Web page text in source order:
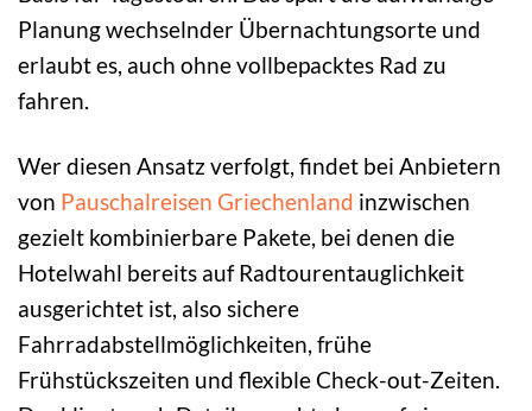
Planung wechselnder Übernachtungsorte und
erlaubt es, auch ohne vollbepacktes Rad zu
fahren.
Wer diesen Ansatz verfolgt, findet bei Anbietern
von Pauschalreisen Griechenland inzwischen
gezielt kombinierbare Pakete, bei denen die
Hotelwahl bereits auf Radtourentauglichkeit
ausgerichtet ist, also sichere
Fahrradabstellmöglichkeiten, frühe
Frühstückszeiten und flexible Check-out-Zeiten.